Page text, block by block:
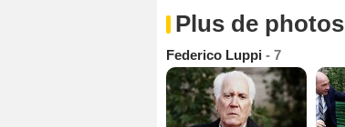
Plus de photos
Federico Luppi - 7